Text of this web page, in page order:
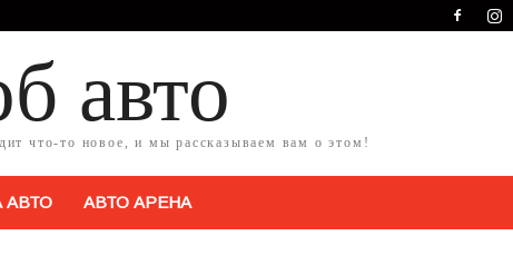
авто
что-то новое, и мы рассказываем вам о этом!
АВТО АВТО АРЕНА